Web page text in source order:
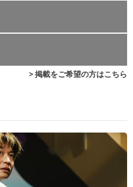
> 掲載をご希望の方はこちら